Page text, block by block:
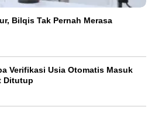
Bilqis Tak Pernah Merasa
Verifikasi Usia Otomatis Masuk
Ditutup